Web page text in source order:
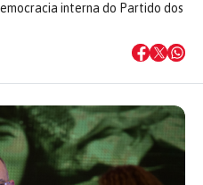
interna do Partido dos